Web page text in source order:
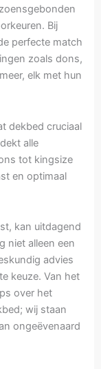
Bij
perfecte match
zoals dons,
elk met hun
dekbed cruciaal
alle
tot kingsize
en optimaal
kan uitdagend
niet alleen een
advies
keuze. Van het
over het
wij staan
ongeëvenaard